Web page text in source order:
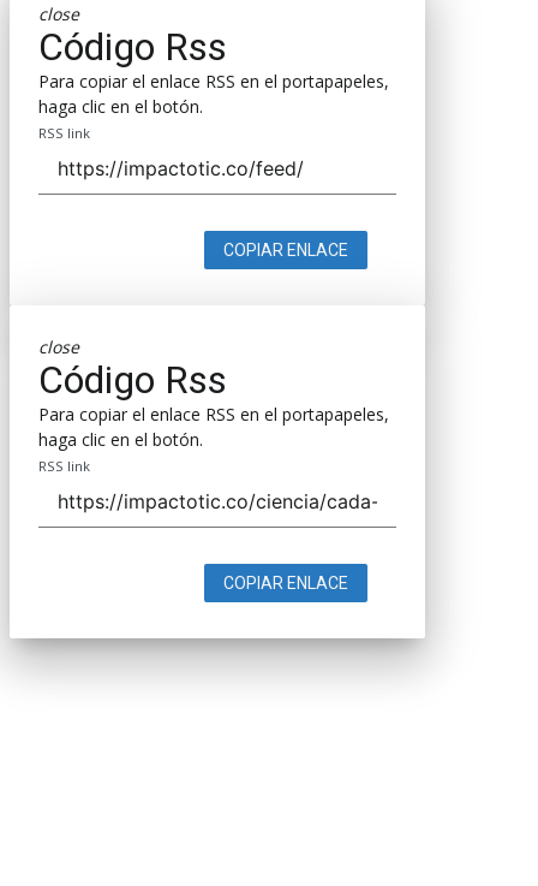
close
Código Rss
Para copiar el enlace RSS en el portapapeles,
haga clic en el botón.
RSS link
COPIAR ENLACE
close
Código Rss
Para copiar el enlace RSS en el portapapeles,
haga clic en el botón.
RSS link
COPIAR ENLACE